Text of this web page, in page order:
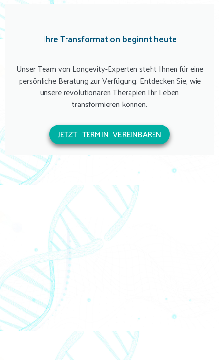
Ihre Transformation beginnt heute
Unser Team von Longevity-Experten steht Ihnen für eine
persönliche Beratung zur Verfügung. Entdecken Sie, wie
unsere revolutionären Therapien Ihr Leben
transformieren können.
JETZT TERMIN VEREINBAREN